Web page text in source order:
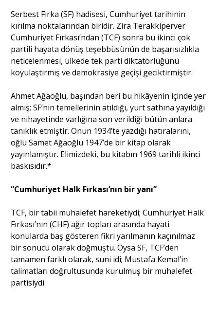
Yazı Dizisi
Portre
Eğitim
Ankara Analiz
Sağlık
Serbest Fırka (SF) hadisesi, Cumhuriyet tarihinin
kırılma noktalarından biridir. Zira Terakkiperver
Cumhuriyet Fırkası’ndan (TCF) sonra bu ikinci çok
partili hayata dönüş teşebbüsünün de başarısızlıkla
neticelenmesi, ülkede tek parti diktatörlüğünü
koyulaştırmış ve demokrasiye geçişi geciktirmiştir.
Ahmet Ağaoğlu, başından beri bu hikâyenin içinde yer
almış; SF’nin temellerinin atıldığı, yurt sathına yayıldığı
ve nihayetinde varlığına son verildiği bütün anlara
tanıklık etmiştir. Onun 1934’te yazdığı hatıralarını,
oğlu Samet Ağaoğlu 1947’de bir kitap olarak
yayınlamıştır. Elimizdeki, bu kitabın 1969 tarihli ikinci
baskısıdır.*
“Cumhuriyet Halk Fırkası’nın bir yanı”
TCF, bir tabii muhalefet hareketiydi; Cumhuriyet Halk
Fırkası’nın (CHF) ağır topları arasında hayati
konularda baş gösteren fikri yarılmanın kaçınılmaz
bir sonucu olarak doğmuştu. Oysa SF, TCF’den
tamamen farklı olarak, suni idi; Mustafa Kemal’in
talimatları doğrultusunda kurulmuş bir muhalefet
partisiydi.